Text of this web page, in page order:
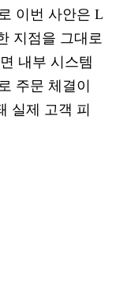
이번 사안은 L
지점을 그대로
내부 시스템
주문 체결이
실제 고객 피